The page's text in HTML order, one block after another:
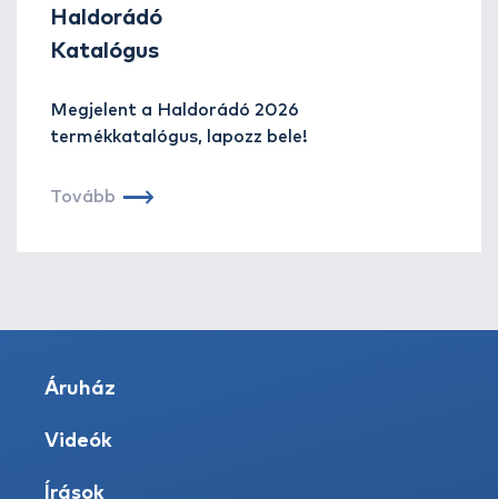
Haldorádó
Katalógus
Megjelent a Haldorádó 2026
termékkatalógus, lapozz bele!
Tovább
Áruház
Videók
Írások